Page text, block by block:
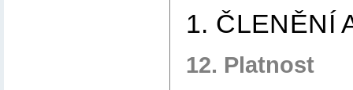
1. ČLENĚNÍ
12. Platnost